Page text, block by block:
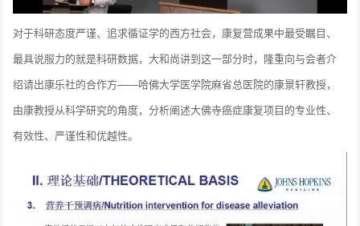
对于科研态度严谨、追求循证学的西方社会，康复营成果中最受瞩目、
最具说服力的就是科研数据，大和尚讲到这一部分时，隆重向与会者介
绍请出康乐社的合作方——哈佛大学医学院麻省总医院的康景轩教授，
由康教授从科学研究的角度，分析阐述大佛寺癌症康复项目的专业性、
有效性、严谨性和优越性。